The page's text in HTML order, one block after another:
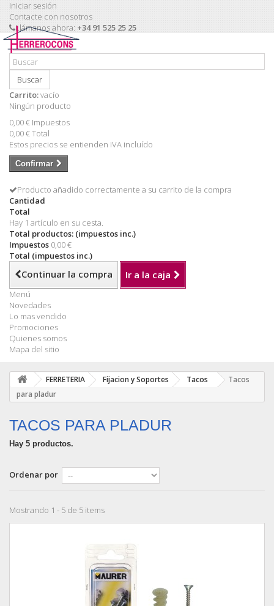
Iniciar sesión
Contacte con nosotros
Llámanos ahora: +34 91 525 25 25
Buscar
Carrito:vacío
Ningún producto
0,00 € Impuestos
0,00 €Total
Estos precios se entienden IVA incluído
Confirmar
Producto añadido correctamente a su carrito de la compra
Cantidad
Total
Hay 1 artículo en su cesta.
Total productos: (impuestos inc.)
Impuestos 0,00 €
Total (impuestos inc.)
Continuar la compra Ir a la caja
Menú
Novedades
Lo mas vendido
Promociones
Quienes somos
Mapa del sitio
FERRETERIA Fijacion y Soportes Tacos
Tacos
para pladur
TACOS PARA PLADUR
Hay 5 productos.
Ordenar por
Mostrando 1 - 5 de 5 items